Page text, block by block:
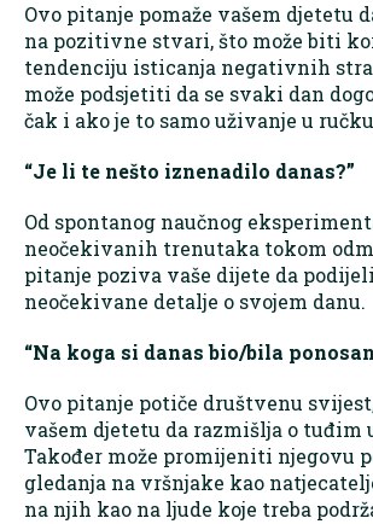
Ovo pitanje pomaže vašem djetetu
na pozitivne stvari, što može biti
tendenciju isticanja negativnih
može podsjetiti da se svaki dan
čak i ako je to samo uživanje u
“Je li te nešto iznenadilo danas?”
Od spontanog naučnog
neočekivanih trenutaka tokom
pitanje poziva vaše dijete da
neočekivane detalje o svojem danu.
“Na koga si danas bio/bila
Ovo pitanje potiče društvenu
vašem djetetu da razmišlja o tuđim
Također može promijeniti njegovu
gledanja na vršnjake kao
na njih kao na ljude koje treba